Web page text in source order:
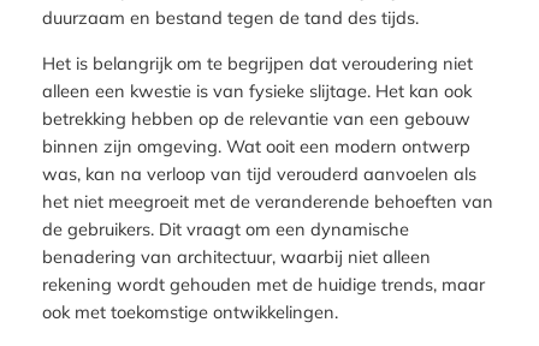
duurzaam en bestand tegen de tand des tijds.
Het is belangrijk om te begrijpen dat veroudering niet
alleen een kwestie is van fysieke slijtage. Het kan ook
betrekking hebben op de relevantie van een gebouw
binnen zijn omgeving. Wat ooit een modern ontwerp
was, kan na verloop van tijd verouderd aanvoelen als
het niet meegroeit met de veranderende behoeften van
de gebruikers. Dit vraagt om een dynamische
benadering van architectuur, waarbij niet alleen
rekening wordt gehouden met de huidige trends, maar
ook met toekomstige ontwikkelingen.